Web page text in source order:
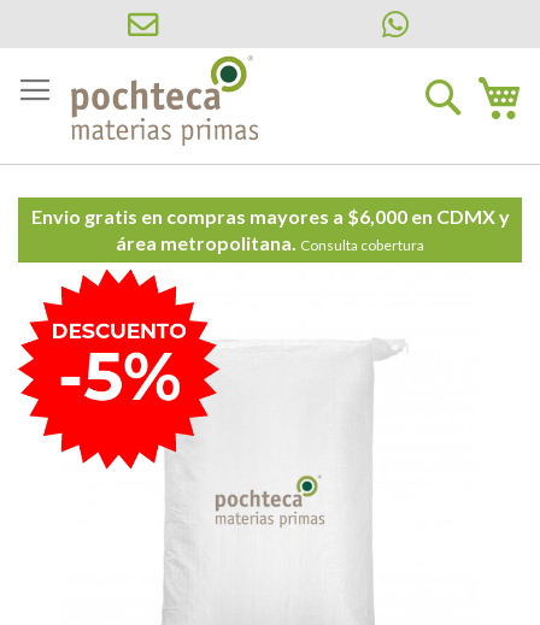
al
contenido
Buscar
Envio gratis en compras mayores a $6,000 en CDMX y
área metropolitana. Consulta cobertura
Saltar
final
de
la
galería
imágenes